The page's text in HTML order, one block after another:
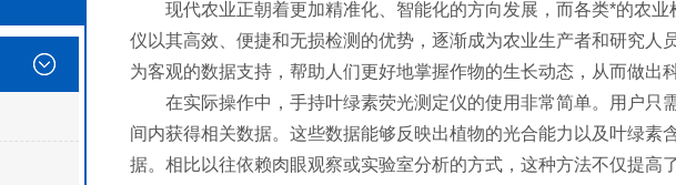
现代农业正朝着更加精准化、智能化的方向发展，而各类*的农业
仪以其高效、便捷和无损检测的优势，逐渐成为农业生产者和研究
为客观的数据支持，帮助人们更好地掌握作物的生长动态，从而做出
在实际操作中，手持叶绿素荧光测定仪的使用非常简单。用户只
间内获得相关数据。这些数据能够反映出植物的光合能力以及叶绿
据。相比以往依赖肉眼观察或实验室分析的方式，这种方法不仅提